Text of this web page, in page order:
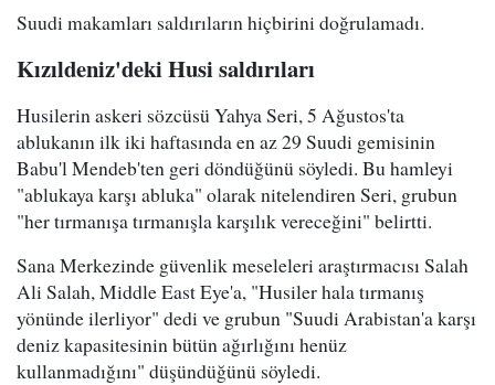
Suudi makamları saldırıların hiçbirini doğrulamadı.
Kızıldeniz'deki Husi saldırıları
Husilerin askeri sözcüsü Yahya Seri, 5 Ağustos'ta
ablukanın ilk iki haftasında en az 29 Suudi gemisinin
Babu'l Mendeb'ten geri döndüğünü söyledi. Bu hamleyi
"ablukaya karşı abluka" olarak nitelendiren Seri, grubun
"her tırmanışa tırmanışla karşılık vereceğini" belirtti.
Sana Merkezinde güvenlik meseleleri araştırmacısı Salah
Ali Salah, Middle East Eye'a, "Husiler hala tırmanış
yönünde ilerliyor" dedi ve grubun "Suudi Arabistan'a karşı
deniz kapasitesinin bütün ağırlığını henüz
kullanmadığını" düşündüğünü söyledi.